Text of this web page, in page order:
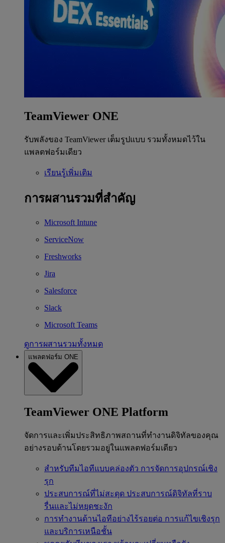
TeamViewer ONE
รับพลังของ TeamViewer เต็มรูปแบบ รวมทั้งหมดไว้ใน
แพลตฟอร์มเดียว
เรียนรู้เพิ่มเติม
การผสานรวมที่สำคัญ
Microsoft Intune
ServiceNow
Freshworks
Jira
Salesforce
Slack
Microsoft Teams
ดูการผสานรวมทั้งหมด
แพลตฟอร์ม ONE
TeamViewer ONE Platform
จัดการและเพิ่มประสิทธิภาพสถานที่ทำงานดิจิทัลของคุณ
อย่างรอบด้านโดยรวมอยู่ในแพลตฟอร์มเดียว
สำหรับทีมไอทีแบบคล่องตัว การจัดการอุปกรณ์เชิง
รุก
ประสบการณ์ที่ไม่สะดุด ประสบการณ์ดิจิทัลที่ราบ
รื่นและไม่หยุดชะงัก
การทำงานด้านไอทีอย่างไร้รอยต่อ การแก้ไขเชิงรุก
และบริการเหนือชั้น